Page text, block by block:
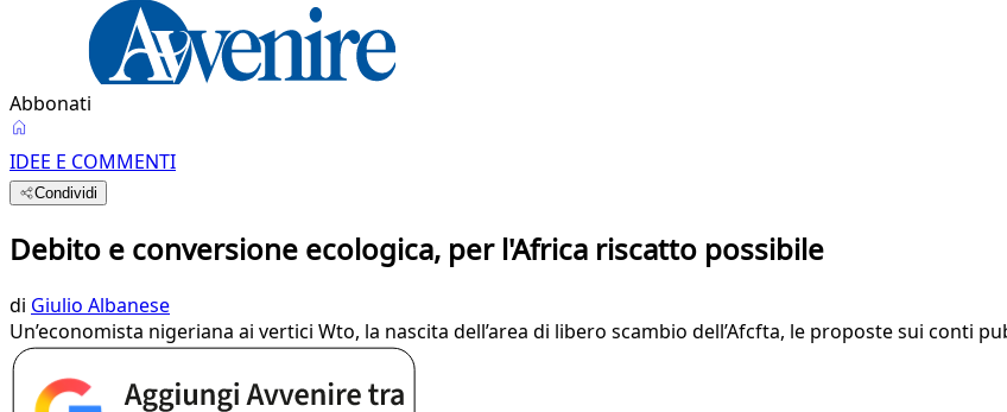
Abbonati
IDEE E COMMENTI
Condividi
Debito e conversione ecologica, per l'Africa riscatto possibile
di Giulio Albanese
Un’economista nigeriana ai vertici Wto, la nascita dell’area di libero scambio dell’Afcfta, le proposte sui conti